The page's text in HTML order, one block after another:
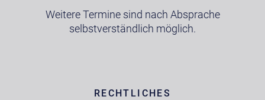
Weitere Termine sind nach Absprache
selbstverständlich möglich.
RECHTLICHES